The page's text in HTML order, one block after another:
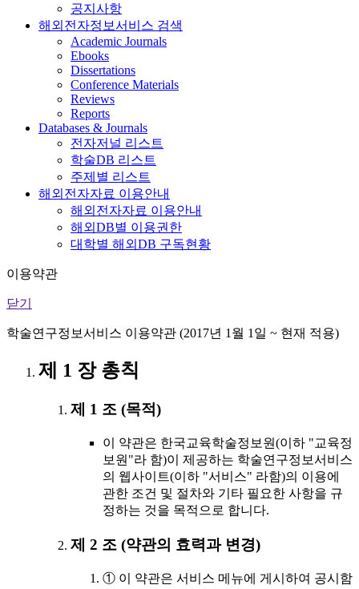
공지사항
해외전자정보서비스 검색
Academic Journals
Ebooks
Dissertations
Conference Materials
Reviews
Reports
Databases & Journals
전자저널 리스트
학술DB 리스트
주제별 리스트
해외전자자료 이용안내
해외전자자료 이용안내
해외DB별 이용권한
대학별 해외DB 구독현황
이용약관
닫기
학술연구정보서비스 이용약관 (2017년 1월 1일 ~ 현재 적용)
제 1 장 총칙
제 1 조 (목적)
이 약관은 한국교육학술정보원(이하 "교육정
보원"라 함)이 제공하는 학술연구정보서비스
의 웹사이트(이하 "서비스" 라함)의 이용에
관한 조건 및 절차와 기타 필요한 사항을 규
정하는 것을 목적으로 합니다.
제 2 조 (약관의 효력과 변경)
① 이 약관은 서비스 메뉴에 게시하여 공시함